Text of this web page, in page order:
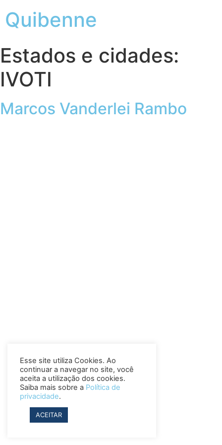
Quibenne
Estados e cidades:
IVOTI
Marcos Vanderlei Rambo
Esse site utiliza Cookies. Ao
continuar a navegar no site, você
aceita a utilização dos cookies.
Saiba mais sobre a Política de
privacidade.
ACEITAR